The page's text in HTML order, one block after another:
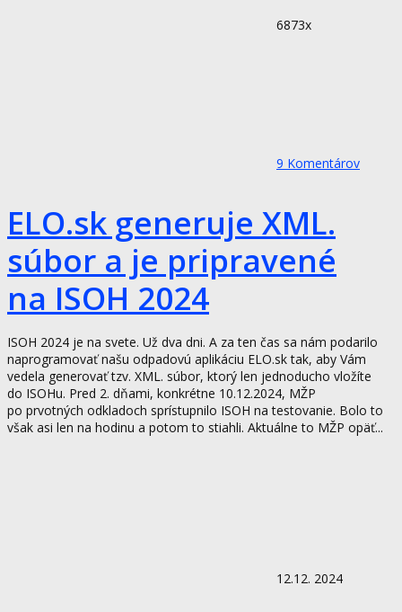
6873x
9 Komentárov
ELO.sk generuje XML.
súbor a je pripravené
na ISOH 2024
ISOH 2024 je na svete. Už dva dni. A za ten čas sa nám podarilo
naprogramovať našu odpadovú aplikáciu ELO.sk tak, aby Vám
vedela generovať tzv. XML. súbor, ktorý len jednoducho vložíte
do ISOHu. Pred 2. dňami, konkrétne 10.12.2024, MŽP
po prvotných odkladoch sprístupnilo ISOH na testovanie. Bolo to
však asi len na hodinu a potom to stiahli. Aktuálne to MŽP opäť...
12.12. 2024